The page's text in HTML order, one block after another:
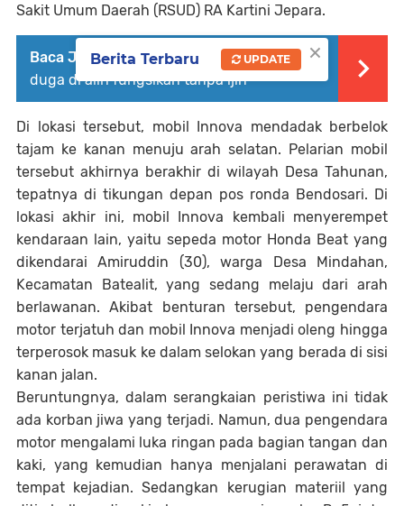
Sakit Umum Daerah (RSUD) RA Kartini Jepara.
Baca Juga : Lahan Sawah Di Lindungi di
duga di alih fungsikan tanpa ijin
Di lokasi tersebut, mobil Innova mendadak berbelok
tajam ke kanan menuju arah selatan. Pelarian mobil
tersebut akhirnya berakhir di wilayah Desa Tahunan,
tepatnya di tikungan depan pos ronda Bendosari. Di
lokasi akhir ini, mobil Innova kembali menyerempet
kendaraan lain, yaitu sepeda motor Honda Beat yang
dikendarai Amiruddin (30), warga Desa Mindahan,
Kecamatan Batealit, yang sedang melaju dari arah
berlawanan. Akibat benturan tersebut, pengendara
motor terjatuh dan mobil Innova menjadi oleng hingga
terperosok masuk ke dalam selokan yang berada di sisi
kanan jalan.
Beruntungnya, dalam serangkaian peristiwa ini tidak
ada korban jiwa yang terjadi. Namun, dua pengendara
motor mengalami luka ringan pada bagian tangan dan
kaki, yang kemudian hanya menjalani perawatan di
tempat kejadian. Sedangkan kerugian materiil yang
×
Berita Terbaru UPDATE